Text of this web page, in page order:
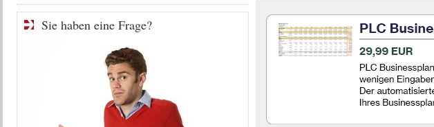
Sie haben eine Frage?